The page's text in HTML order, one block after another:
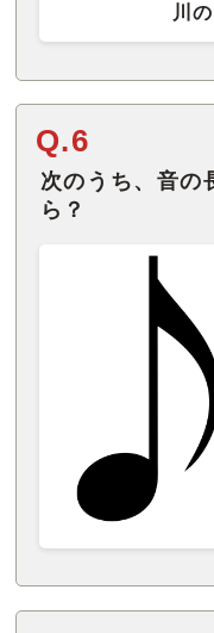
川
Q.6
次のうち、音の
ら？